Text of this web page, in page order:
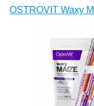
OSTROVIT Waxy